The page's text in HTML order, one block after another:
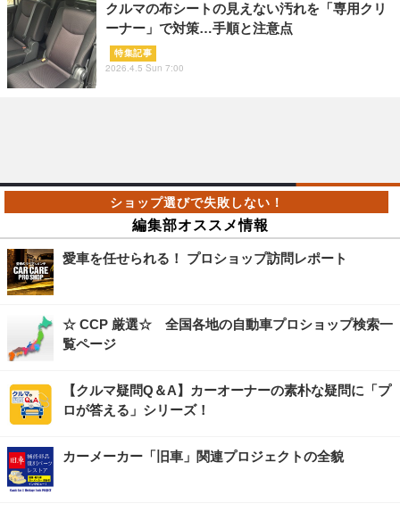
クルマの布シートの見えない汚れを「専用クリ
ーナー」で対策…手順と注意点
特集記事
2026.4.5 Sun 7:00
編集部オススメ情報
愛車を任せられる！ プロショップ訪問レポート
☆ CCP 厳選☆ 全国各地の自動車プロショップ検索一
覧ページ
【クルマ疑問Q＆A】カーオーナーの素朴な疑問に「プ
ロが答える」シリーズ！
カーメーカー「旧車」関連プロジェクトの全貌